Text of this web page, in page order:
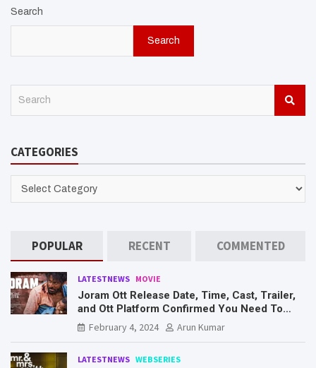
Search
Search
c
CATEGORIES
POPULAR RECENT COMMENTED
LATESTNEWS MOVIE
Joram Ott Release Date, Time, Cast, Trailer,
and Ott Platform Confirmed You Need To
Know Here
February 4, 2024 Arun Kumar
LATESTNEWS WEBSERIES